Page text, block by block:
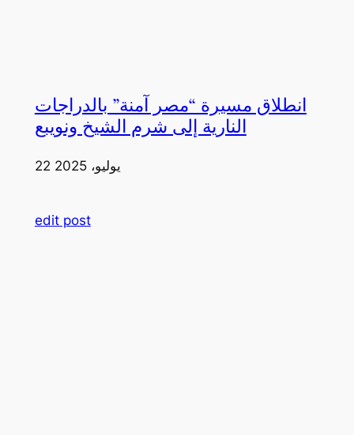
انطلاق مسيرة “مصر آمنة” بالدراجات
النارية إلى شرم الشيخ ونويبع
22 يوليو، 2025
edit post